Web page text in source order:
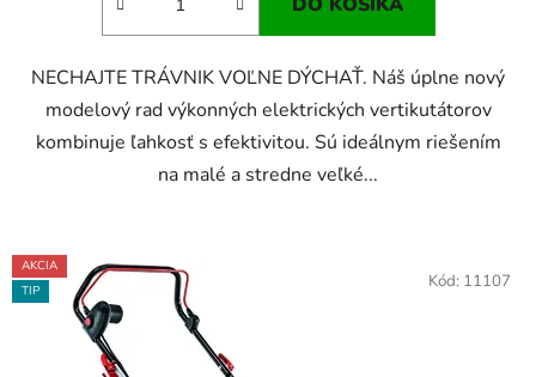
NECHAJTE TRÁVNIK VOĽNE DÝCHAŤ. Náš úplne nový
modelový rad výkonných elektrických vertikutátorov
kombinuje ľahkosť s efektivitou. Sú ideálnym riešením
na malé a stredne veľké...
AKCIA
TIP
Kód: 11107